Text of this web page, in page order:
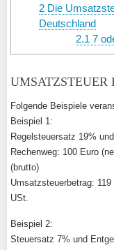
2 Die
Deutschland
2.1 7
UMSATZSTEUER
Folgende Beispiele
Beispiel 1:
Regelsteuersatz 19%
Rechenweg: 100 Euro
(brutto)
Umsatzsteuerbetrag:
USt.
Beispiel 2:
Steuersatz 7% und